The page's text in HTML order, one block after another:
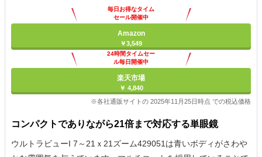
毎日お得なタイム
セール開催中
Amazon
￥3,549
24時間タイムセー
ル毎日開催中
楽天市場
￥ 4,840
※各社通販サイトの 2025年11月25日時点 での税込価格
コンパクトでありながら21倍まで対応する単眼鏡
ウルトラビューI 7～21ｘ21ズーム429051は青いボディがさわや